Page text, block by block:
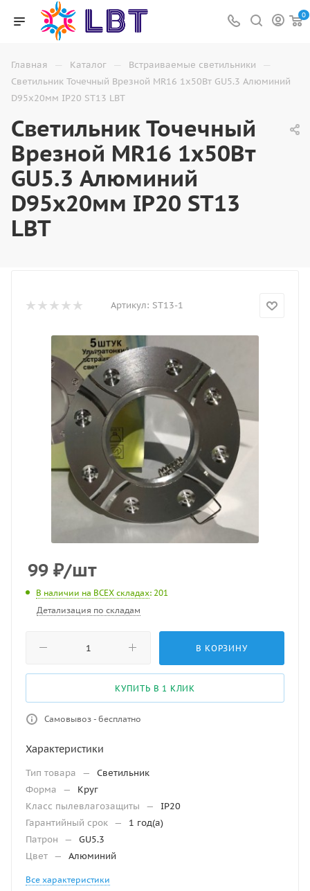
0
Главная — Каталог — Встраиваемые светильники —
Светильник Точечный Врезной MR16 1х50Вт GU5.3 Алюминий
D95х20мм IP20 ST13 LBT
Светильник Точечный
Врезной MR16 1х50Вт
GU5.3 Алюминий
D95х20мм IP20 ST13
LBT
Артикул: ST13-1
99 ₽/шт
В наличии на ВСЕХ складах: 201
Детализация по складам
В КОРЗИНУ
КУПИТЬ В 1 КЛИК
Самовывоз - бесплатно
Характеристики
Тип товара —
Светильник
Форма
—
Круг
Класс пылевлагозащиты
—
IP20
Гарантийный срок —
1 год(а)
Патрон
—
GU5.3
Цвет — Алюминий
Все характеристики